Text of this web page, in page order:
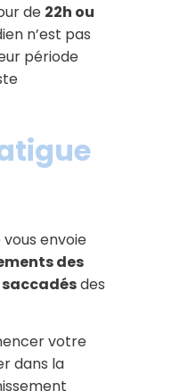
de 22h ou
n’est pas
période
vous envoie
des
des
votre
dans la